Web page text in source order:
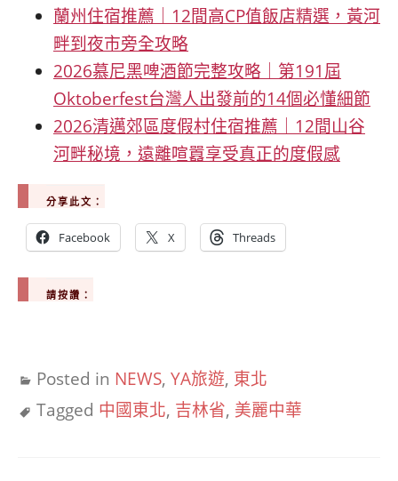
蘭州住宿推薦｜12間高CP值飯店精選，黃河
畔到夜市旁全攻略
2026慕尼黑啤酒節完整攻略｜第191屆
Oktoberfest台灣人出發前的14個必懂細節
2026清邁郊區度假村住宿推薦｜12間山谷
河畔秘境，遠離喧囂享受真正的度假感
分享此文：
Facebook X Threads
請按讚：
Posted in NEWS, YA旅遊, 東北
Tagged 中國東北, 吉林省, 美麗中華